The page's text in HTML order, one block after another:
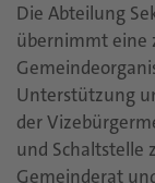
Die Abteilung
übernimmt eine
Unterstützung
der
und Schaltstelle
Gemeinderat